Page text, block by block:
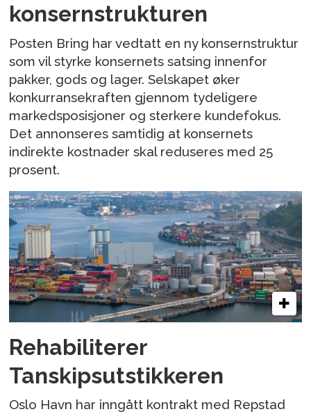
konsernstrukturen
Posten Bring har vedtatt en ny konsernstruktur
som vil styrke konsernets satsing innenfor
pakker, gods og lager. Selskapet øker
konkurransekraften gjennom tydeligere
markedsposisjoner og sterkere kundefokus.
Det annonseres samtidig at konsernets
indirekte kostnader skal reduseres med 25
prosent.
Rehabiliterer
Tanskipsutstikkeren
Oslo Havn har inngått kontrakt med Repstad